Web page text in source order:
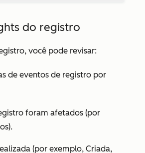
do registro
, você pode revisar:
de eventos de registro por
foram afetados (por
(por exemplo, Criada,